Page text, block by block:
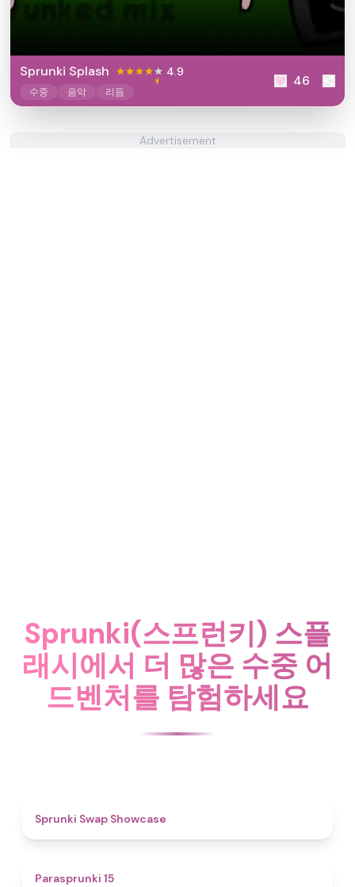
Sprunki Splash 4.9
수중 음악 리듬
46
Advertisement
Sprunki(스프런키) 스플
래시에서 더 많은 수중 어
드벤처를 탐험하세요
Sprunki Swap Showcase
Parasprunki 15